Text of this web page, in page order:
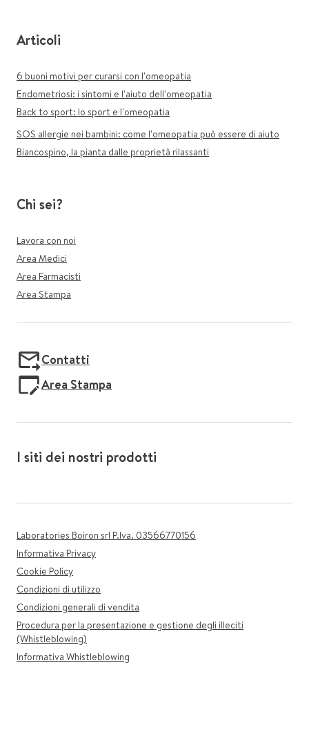
Articoli
6 buoni motivi per curarsi con l'omeopatia
Endometriosi: i sintomi e l'aiuto dell'omeopatia
Back to sport: lo sport e l'omeopatia
SOS allergie nei bambini: come l'omeopatia può essere di aiuto
Biancospino, la pianta dalle proprietà rilassanti
Chi sei?
Lavora con noi
Area Medici
Area Farmacisti
Area Stampa
Contatti
Area Stampa
I siti dei nostri prodotti
Laboratories Boiron srl P.Iva. 03566770156
Informativa Privacy
Cookie Policy
Condizioni di utilizzo
Condizioni generali di vendita
Procedura per la presentazione e gestione degli illeciti
(Whistleblowing)
Informativa Whistleblowing